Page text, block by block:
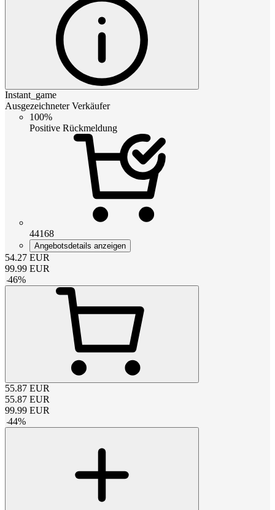
Instant_game
Ausgezeichneter Verkäufer
100%
Positive Rückmeldung
44168
Angebotsdetails anzeigen
54.27 EUR
99.99 EUR
-46%
55.87 EUR
55.87 EUR
99.99 EUR
-44%